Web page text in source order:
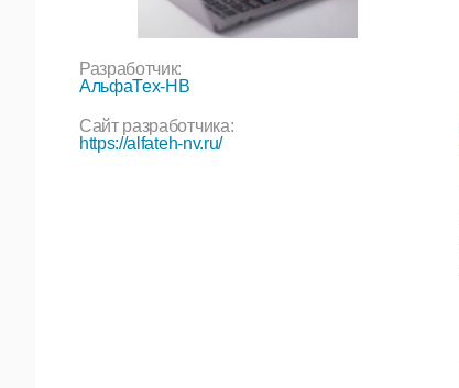
Разработчик:
АльфаТех-НВ
Сайт разработчика:
https://alfateh-nv.ru/